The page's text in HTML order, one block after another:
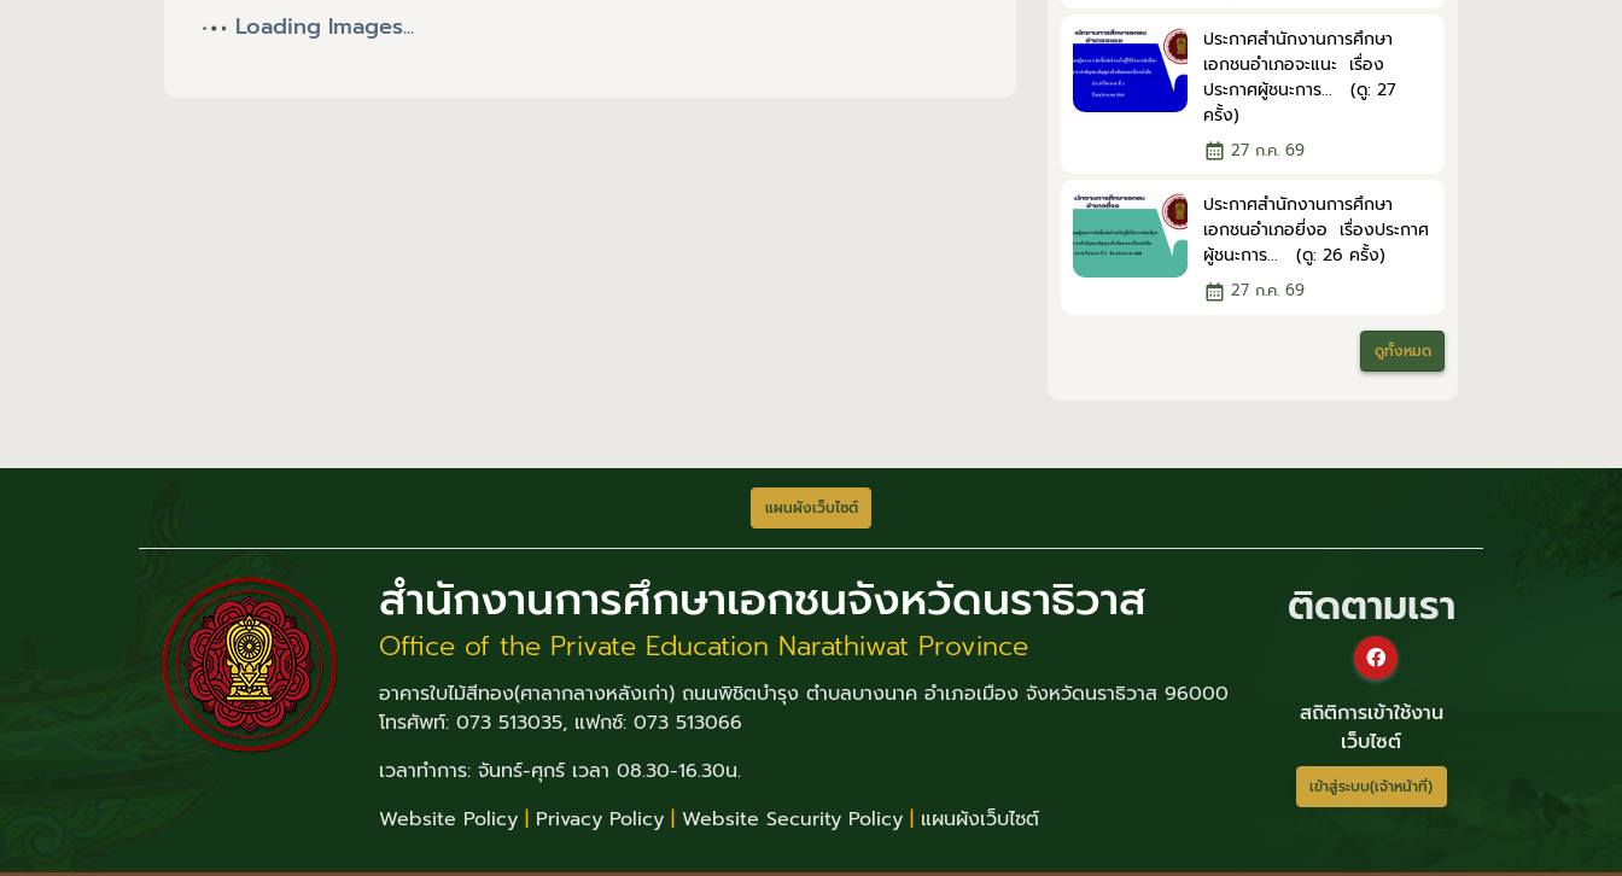
Loading Images...
ประกาศสำนักงานการศึกษา
เอกชนอำเภอจะแนะ เรื่อง
ประกาศผู้ชนะการ... (ดู: 27
ครั้ง)
27 ก.ค. 69
ประกาศสำนักงานการศึกษา
เอกชนอำเภอยี่งอ เรื่องประกาศ
ผู้ชนะการ... (ดู: 26 ครั้ง)
27 ก.ค. 69
ดูทั้งหมด
แผนผังเว็บไซต์
สำนักงานการศึกษาเอกชนจังหวัดนราธิวาส
Office of the Private Education Narathiwat Province
อาคารใบไม้สีทอง(ศาลากลางหลังเก่า) ถนนพิชิตบำรุง ตำบลบางนาค อำเภอเมือง จังหวัดนราธิวาส 96000
โทรศัพท์: 073 513035, แฟกซ์: 073 513066
เวลาทำการ: จันทร์-ศุกร์ เวลา 08.30-16.30น.
Website Policy | Privacy Policy | Website Security Policy | แผนผังเว็บไซต์
ติดตามเรา
สถิติการเข้าใช้งาน
เว็บไซต์
เข้าสู่ระบบ(เจ้าหน้าที่)